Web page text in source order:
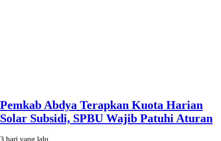
Pemkab Abdya Terapkan Kuota Harian
Solar Subsidi, SPBU Wajib Patuhi Aturan
3 hari yang lalu